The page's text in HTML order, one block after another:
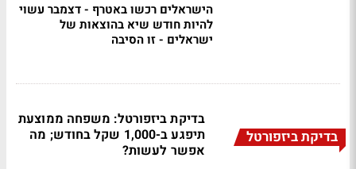
הישראלים רכשו באטרף - דצמבר עשוי
להיות חודש שיא בהוצאות של
ישראלים - זו הסיבה
בדיקת ביזפורטל
בדיקת ביזפורטל: משפחה ממוצעת
תיפגע ב-1,000 שקל בחודש; מה
אפשר לעשות?